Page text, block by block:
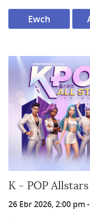
K - POP Allstars
26 Ebr 2026, 2:00 pm -